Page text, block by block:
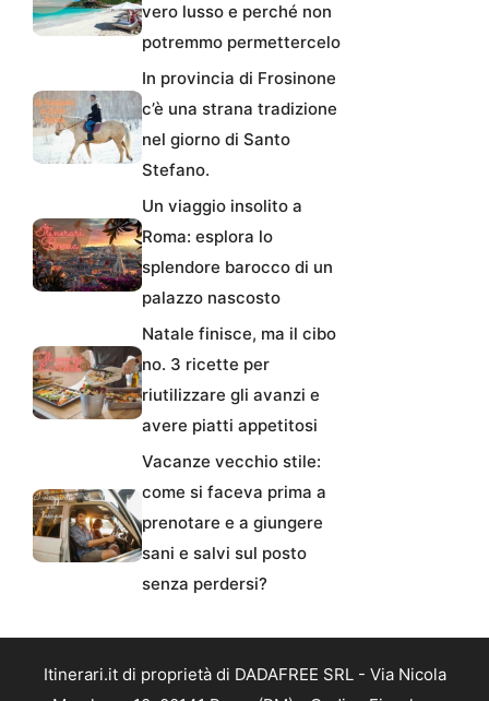
vero lusso e perché non
potremmo permettercelo
In provincia di Frosinone
c’è una strana tradizione
nel giorno di Santo
Stefano.
Un viaggio insolito a
Roma: esplora lo
splendore barocco di un
palazzo nascosto
Natale finisce, ma il cibo
no. 3 ricette per
riutilizzare gli avanzi e
avere piatti appetitosi
Vacanze vecchio stile:
come si faceva prima a
prenotare e a giungere
sani e salvi sul posto
senza perdersi?
Itinerari.it di proprietà di DADAFREE SRL - Via Nicola